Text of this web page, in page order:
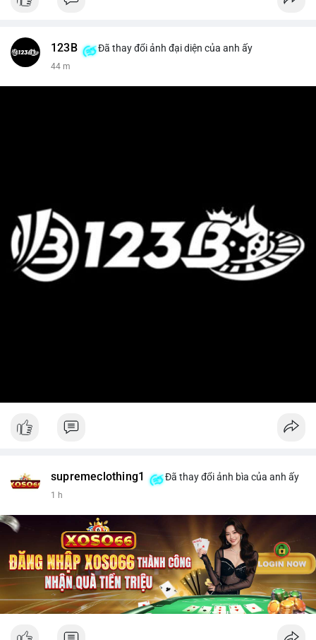
123B Đã thay đổi ảnh đại diện của anh ấy
44 m
supremeclothing1 Đã thay đổi ảnh bìa của anh ấy
1 h